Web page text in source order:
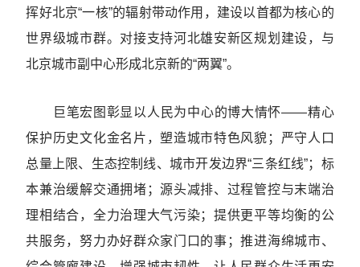
挥好北京“一核”的辐射带动作用，建设以首都为核心的
世界级城市群。对接支持河北雄安新区规划建设，与
北京城市副中心形成北京新的“两翼”。
巨笔宏图彰显以人民为中心的博大情怀——精心
保护历史文化金名片，塑造城市特色风貌；严守人口
总量上限、生态控制线、城市开发边界“三条红线”；标
本兼治缓解交通拥堵；源头减排、过程管控与末端治
理相结合，全力治理大气污染；提供更平等均衡的公
共服务，努力办好群众家门口的事；推进海绵城市、